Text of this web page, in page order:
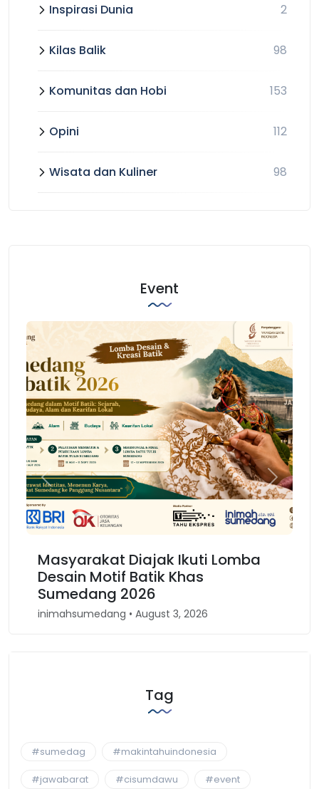
Inspirasi Dunia 2
Kilas Balik 98
Komunitas dan Hobi 153
Opini 112
Wisata dan Kuliner 98
Event
Masyarakat Diajak Ikuti Lomba
Desain Motif Batik Khas
Sumedang 2026
inimahsumedang • August 3, 2026
Previous Next
Tag
#sumedag #makintahuindonesia
#jawabarat #cisumdawu #event